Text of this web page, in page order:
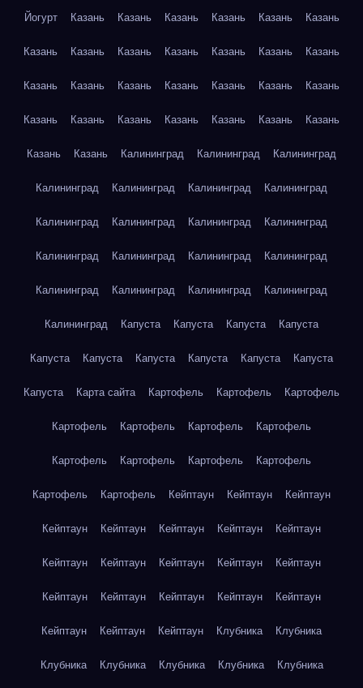
Йогурт Казань Казань Казань Казань Казань Казань
Казань Казань Казань Казань Казань Казань Казань
Казань Казань Казань Казань Казань Казань Казань
Казань Казань Казань Казань Казань Казань Казань
Казань Казань Калининград Калининград Калининград
Калининград Калининград Калининград Калининград
Калининград Калининград Калининград Калининград
Калининград Калининград Калининград Калининград
Калининград Калининград Калининград Калининград
Калининград Капуста Капуста Капуста Капуста
Капуста Капуста Капуста Капуста Капуста Капуста
Капуста Карта сайта Картофель Картофель Картофель
Картофель Картофель Картофель Картофель
Картофель Картофель Картофель Картофель
Картофель Картофель Кейптаун Кейптаун Кейптаун
Кейптаун Кейптаун Кейптаун Кейптаун Кейптаун
Кейптаун Кейптаун Кейптаун Кейптаун Кейптаун
Кейптаун Кейптаун Кейптаун Кейптаун Кейптаун
Кейптаун Кейптаун Кейптаун Клубника Клубника
Клубника Клубника Клубника Клубника Клубника